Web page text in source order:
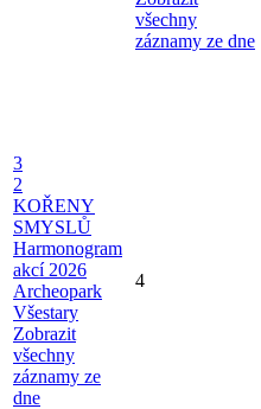
všechny
záznamy ze dne
3
2
KOŘENY
SMYSLŮ
Harmonogram
akcí 2026
Archeopark
Všestary
Zobrazit
všechny
záznamy ze
dne
4